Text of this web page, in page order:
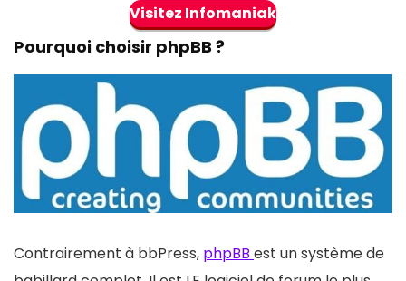
Visitez Infomaniak
Pourquoi choisir phpBB ?
Contrairement à bbPress, phpBB est un système de